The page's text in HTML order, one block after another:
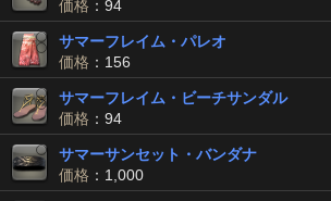
価格 ：94
サマーフレイム・パレオ
価格 ：156
サマーフレイム・ビーチサンダル
価格 ：94
サマーサンセット・バンダナ
価格 ：1,000